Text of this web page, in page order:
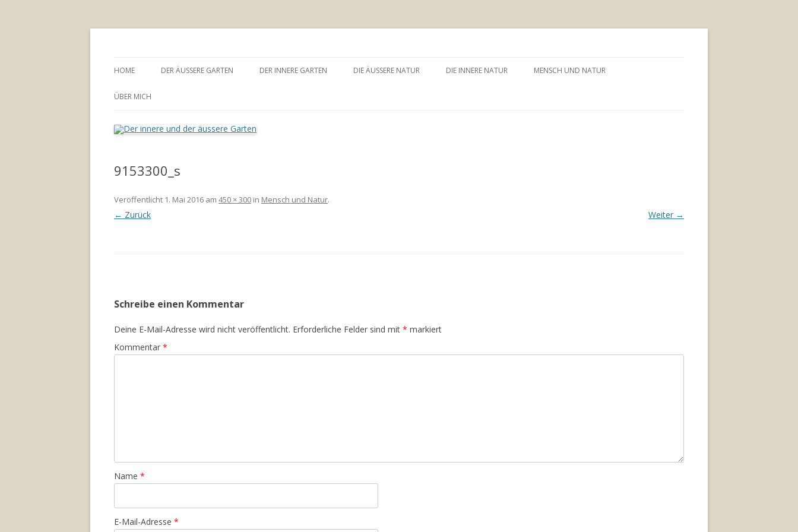
Inhalt
HOME DER ÄUSSERE GARTEN DER INNERE GARTEN DIE ÄUSSERE NATUR DIE INNERE NATUR MENSCH UND NATUR
ÜBER MICH
9153300_s
Veröffentlicht 1. Mai 2016 am 450 × 300 in Mensch und Natur.
← Zurück Weiter →
Schreibe einen Kommentar
Deine E-Mail-Adresse wird nicht veröffentlicht. Erforderliche Felder sind mit * markiert
Kommentar *
Name *
E-Mail-Adresse *